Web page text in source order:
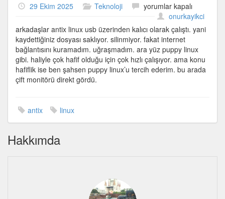
29 Ekim 2025 Teknoloji
AntiX
Linus
kalıcı
çalıştı
için
yorumlar kapalı
onurkayikci
arkadaşlar antix linux usb üzerinden kalıcı olarak çalıştı. yani
kaydettiğiniz dosyası saklıyor. silinmiyor. fakat internet
bağlantısını kuramadım. uğraşmadım. ara yüz puppy linux
gibi. haliyle çok hafif olduğu için çok hızlı çalışıyor. ama konu
hafiflik ise ben şahsen puppy linux’u tercih ederim. bu arada
çift monitörü direkt gördü.
antix linux
Hakkımda